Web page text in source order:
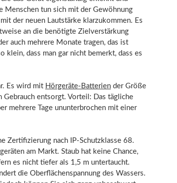
Menschen tun sich mit der Gewöhnung
der neuen Lautstärke klarzukommen. Es
an die benötigte Zielverstärkung
auch mehrere Monate tragen, das ist
dass man gar nicht bemerkt, dass es
Es wird mit Hörgeräte-Batterien der Größe
entsorgt. Vorteil: Das tägliche
mehrere Tage ununterbrochen mit einer
Zertifizierung nach IP-Schutzklasse 68.
am Markt. Staub hat keine Chance,
es nicht tiefer als 1,5 m untertaucht.
die Oberflächenspannung des Wassers.